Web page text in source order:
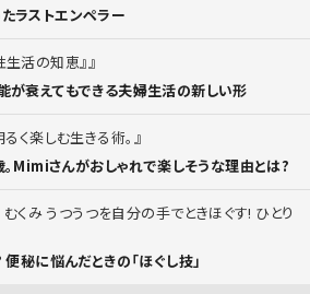
ラストエンペラー
生活の知恵』
が衰えてもできる夫婦生活の新しい形
く楽しむ生きる術。
Mimiさんがおしゃれで楽しそうな理由とは?
くみ うつうつを自分の手でときほぐす! ひとり
秘に悩んだときの「ほぐし技」